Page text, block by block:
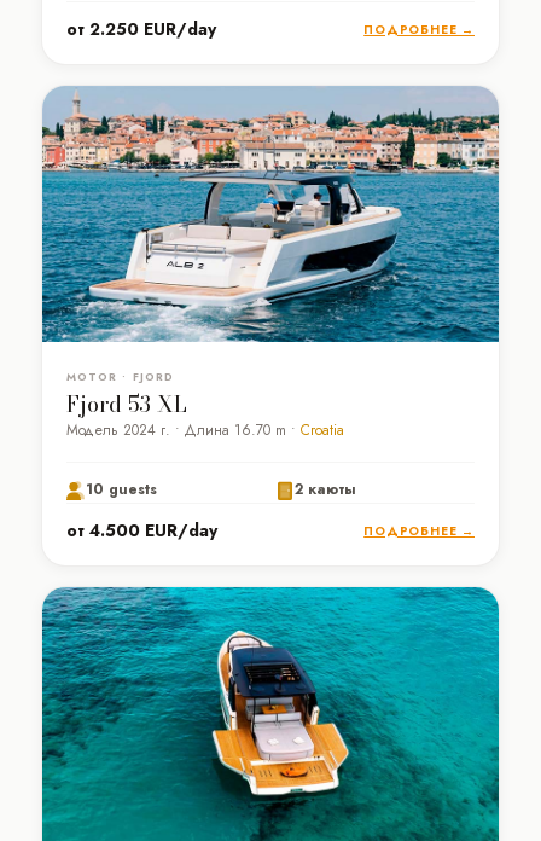
от 2.250 EUR/day ПОДРОБНЕЕ →
MOTOR • FJORD
Fjord 53 XL
Модель 2024 г. • Длина 16.70 m • Croatia
10 guests 2 каюты
от 4.500 EUR/day ПОДРОБНЕЕ →